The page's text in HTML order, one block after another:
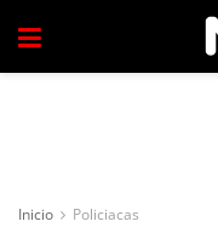
Inicio Policiacas